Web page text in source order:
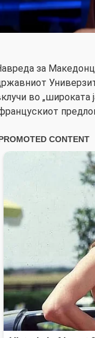
за
во „широката